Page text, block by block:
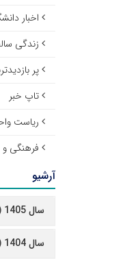
اخبار
زندگی
پر
تاپ خبر
ریاست
فرهنگی و
آرشیو
سال 1405 (125)
سال 1404 (35)